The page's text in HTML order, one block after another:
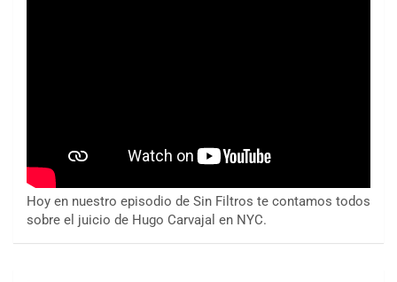
Hoy en nuestro episodio de Sin Filtros te contamos todos
sobre el juicio de Hugo Carvajal en NYC.